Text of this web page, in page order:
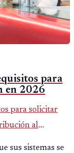
para
en 2026
para solicitar
al
sus sistemas se